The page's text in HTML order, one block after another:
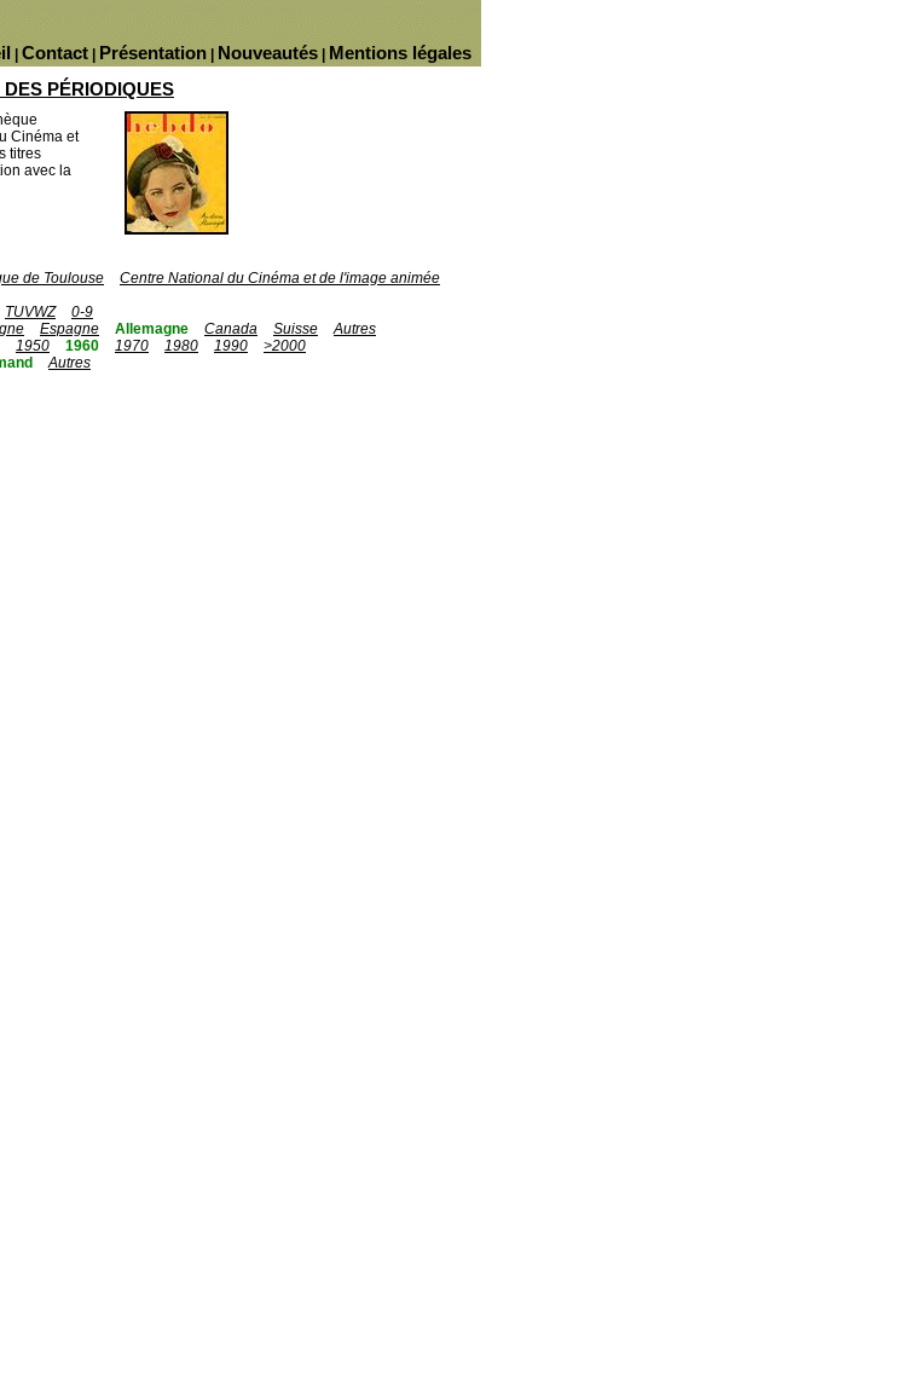
Mentions légales
Nouveautés
Présentation
Contact
PÉRIODIQUES
Cinéma et
titres
avec la
de Toulouse
Centre National du Cinéma et de l'image animée
TUVWZ
0-9
Espagne Allemagne Canada Suisse
Autres
1950 1960 1970 1980 1990
>2000
Autres